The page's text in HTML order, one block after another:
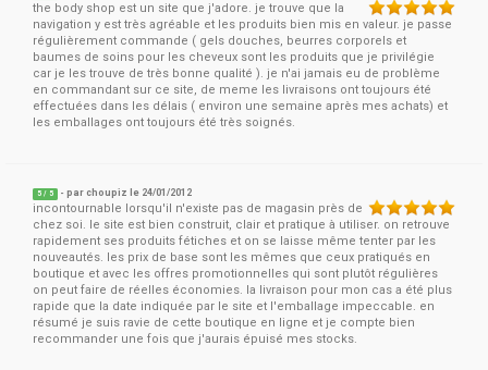
the body shop est un site que j'adore. je trouve que la
navigation y est très agréable et les produits bien mis en valeur. je passe
régulièrement commande ( gels douches, beurres corporels et
baumes de soins pour les cheveux sont les produits que je privilégie
car je les trouve de très bonne qualité ). je n'ai jamais eu de problème
en commandant sur ce site, de meme les livraisons ont toujours été
effectuées dans les délais ( environ une semaine après mes achats) et
les emballages ont toujours été très soignés.
5 / 5 - parchoupiz le 24/01/2012
incontournable lorsqu'il n'existe pas de magasin près de
chez soi. le site est bien construit, clair et pratique à utiliser. on retrouve
rapidement ses produits fétiches et on se laisse même tenter par les
nouveautés. les prix de base sont les mêmes que ceux pratiqués en
boutique et avec les offres promotionnelles qui sont plutôt régulières
on peut faire de réelles économies. la livraison pour mon cas a été plus
rapide que la date indiquée par le site et l'emballage impeccable. en
résumé je suis ravie de cette boutique en ligne et je compte bien
recommander une fois que j'aurais épuisé mes stocks.